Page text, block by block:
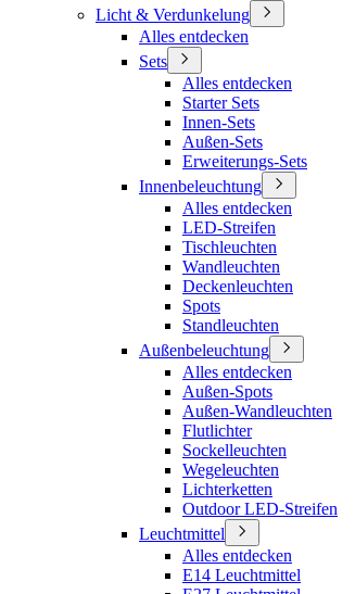
Licht & Verdunkelung
Alles entdecken
Sets
Alles entdecken
Starter Sets
Innen-Sets
Außen-Sets
Erweiterungs-Sets
Innenbeleuchtung
Alles entdecken
LED-Streifen
Tischleuchten
Wandleuchten
Deckenleuchten
Spots
Standleuchten
Außenbeleuchtung
Alles entdecken
Außen-Spots
Außen-Wandleuchten
Flutlichter
Sockelleuchten
Wegeleuchten
Lichterketten
Outdoor LED-Streifen
Leuchtmittel
Alles entdecken
E14 Leuchtmittel